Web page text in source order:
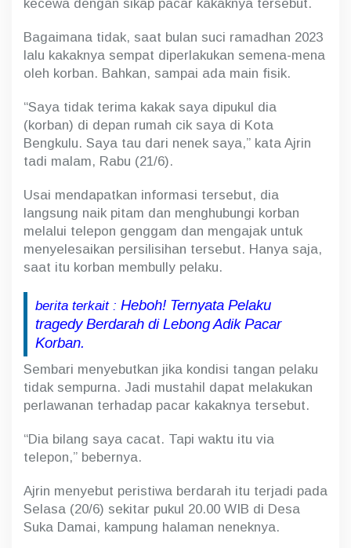
kecewa dengan sikap pacar kakaknya tersebut.
Bagaimana tidak, saat bulan suci ramadhan 2023
lalu kakaknya sempat diperlakukan semena-mena
oleh korban. Bahkan, sampai ada main fisik.
“Saya tidak terima kakak saya dipukul dia
(korban) di depan rumah cik saya di Kota
Bengkulu. Saya tau dari nenek saya,” kata Ajrin
tadi malam, Rabu (21/6).
Usai mendapatkan informasi tersebut, dia
langsung naik pitam dan menghubungi korban
melalui telepon genggam dan mengajak untuk
menyelesaikan persilisihan tersebut. Hanya saja,
saat itu korban membully pelaku.
berita terkait : Heboh! Ternyata Pelaku
tragedy Berdarah di Lebong Adik Pacar
Korban.
Sembari menyebutkan jika kondisi tangan pelaku
tidak sempurna. Jadi mustahil dapat melakukan
perlawanan terhadap pacar kakaknya tersebut.
“Dia bilang saya cacat. Tapi waktu itu via
telepon,” bebernya.
Ajrin menyebut peristiwa berdarah itu terjadi pada
Selasa (20/6) sekitar pukul 20.00 WIB di Desa
Suka Damai, kampung halaman neneknya.